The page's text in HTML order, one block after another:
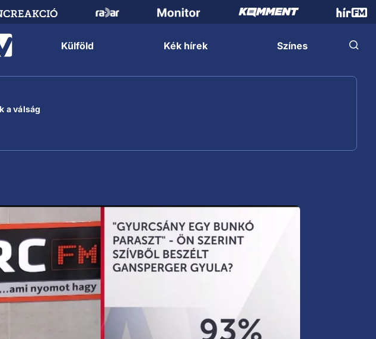
Külföld Kék hírek Színes
a válság